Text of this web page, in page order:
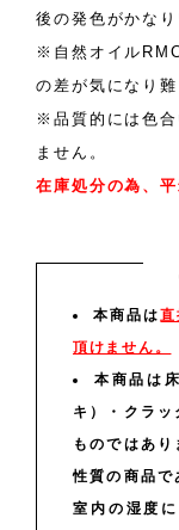
後の発色がかな
※自然オイル
の差が気になり難
※品質的には色
ません。
在庫処分の為、
本商品は
頂けません。
本商品は
キ）・クラッ
ものではあ
性質の商品で
室内の湿度